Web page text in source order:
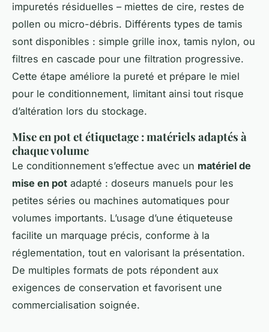
impuretés résiduelles – miettes de cire, restes de
pollen ou micro-débris. Différents types de tamis
sont disponibles : simple grille inox, tamis nylon, ou
filtres en cascade pour une filtration progressive.
Cette étape améliore la pureté et prépare le miel
pour le conditionnement, limitant ainsi tout risque
d’altération lors du stockage.
Mise en pot et étiquetage : matériels adaptés à
chaque volume
Le conditionnement s’effectue avec un matériel de
mise en pot adapté : doseurs manuels pour les
petites séries ou machines automatiques pour
volumes importants. L’usage d’une étiqueteuse
facilite un marquage précis, conforme à la
réglementation, tout en valorisant la présentation.
De multiples formats de pots répondent aux
exigences de conservation et favorisent une
commercialisation soignée.